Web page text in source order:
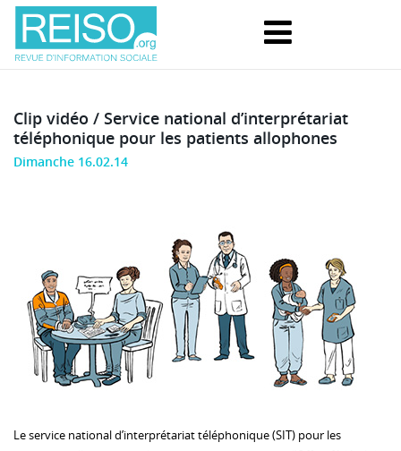
Clip vidéo / Service national d’interprétariat
téléphonique pour les patients allophones
Dimanche 16.02.14
Le service national d’interprétariat téléphonique (SIT) pour les